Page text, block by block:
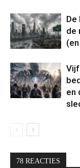
De
de
en
78 REACTIES